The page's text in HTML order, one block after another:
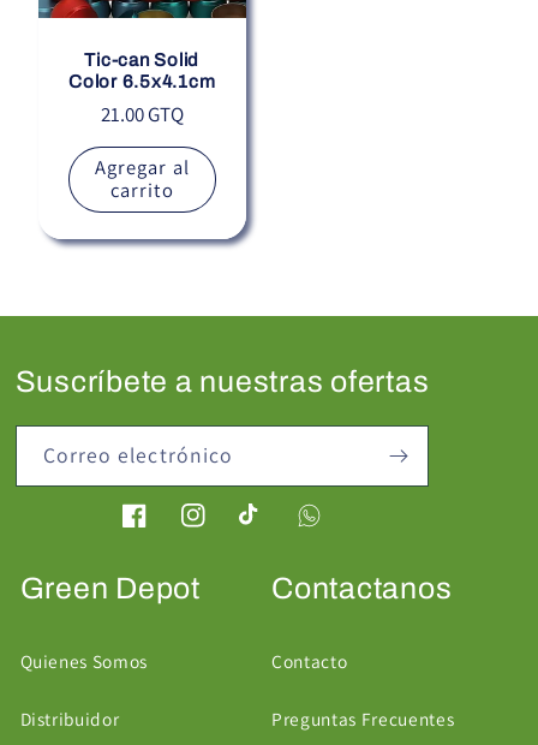
Tic-can Solid
Color 6.5x4.1cm
Precio
habitual
21.00 GTQ
Agregar al
carrito
Suscríbete a nuestras ofertas
Correo electrónico
FacebookInstagramTikTok
Green Depot
Quienes Somos
Distribuidor
Contactanos
Contacto
Preguntas Frecuentes